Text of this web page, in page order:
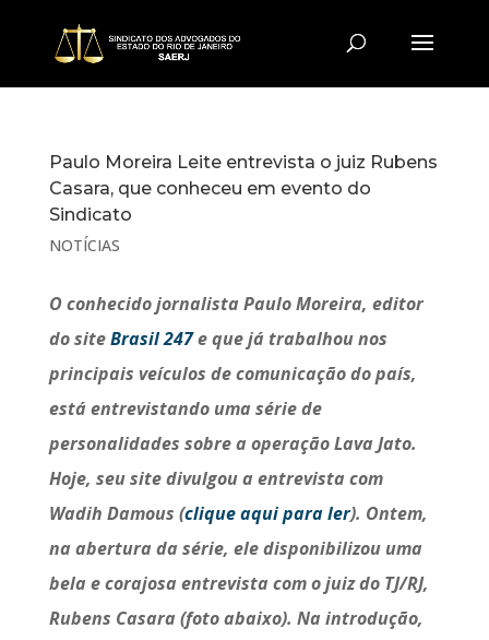
Paulo Moreira Leite entrevista o juiz Rubens
Casara, que conheceu em evento do
Sindicato
NOTÍCIAS
O conhecido jornalista Paulo Moreira, editor
do siteBrasil 247e que já trabalhou nos
principais veículos de comunicação do país,
está entrevistando uma série de
personalidades sobre a operação Lava Jato.
Hoje, seu site divulgou a entrevista com
Wadih Damous (clique aqui para ler). Ontem,
na abertura da série, ele disponibilizou uma
bela e corajosa entrevista com o juiz do TJ/RJ,
Rubens Casara (foto abaixo). Na introdução,